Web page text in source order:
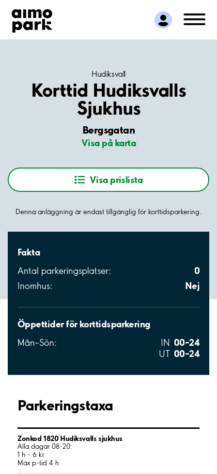
Hitta parkering
Samarbete
Kundservice
Hudiksvall
Korttid Hudiksvalls
Sjukhus
Bergsgatan
Visa på karta
Visa prislista
Denna anläggning är endast tillgänglig för korttidsparkering.
Fakta
Antal parkeringsplatser: 0
Inomhus: Nej
Öppettider för korttidsparkering
Mån–Sön: IN 00–24
UT 00–24
Parkeringstaxa
Zonkod 1820 Hudiksvalls sjukhus
Alla dagar 08-20:
1 h - 6 kr
Max p-tid 4 h